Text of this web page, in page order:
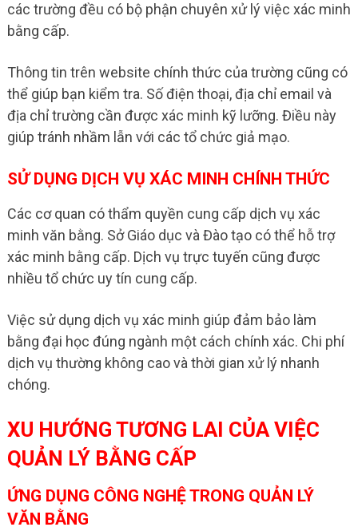
các trường đều có bộ phận chuyên xử lý việc xác minh
bằng cấp.
Thông tin trên website chính thức của trường cũng có
thể giúp bạn kiểm tra. Số điện thoại, địa chỉ email và
địa chỉ trường cần được xác minh kỹ lưỡng. Điều này
giúp tránh nhầm lẫn với các tổ chức giả mạo.
SỬ DỤNG DỊCH VỤ XÁC MINH CHÍNH THỨC
Các cơ quan có thẩm quyền cung cấp dịch vụ xác
minh văn bằng. Sở Giáo dục và Đào tạo có thể hỗ trợ
xác minh bằng cấp. Dịch vụ trực tuyến cũng được
nhiều tổ chức uy tín cung cấp.
Việc sử dụng dịch vụ xác minh giúp đảm bảo làm
bằng đại học đúng ngành một cách chính xác. Chi phí
dịch vụ thường không cao và thời gian xử lý nhanh
chóng.
XU HƯỚNG TƯƠNG LAI CỦA VIỆC
QUẢN LÝ BẰNG CẤP
ỨNG DỤNG CÔNG NGHỆ TRONG QUẢN LÝ
VĂN BẰNG